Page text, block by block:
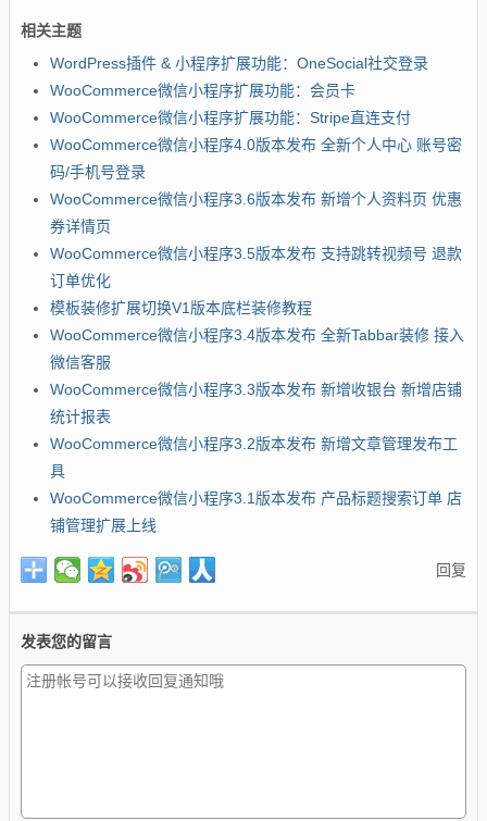
相关主题
WordPress插件 & 小程序扩展功能：OneSocial社交登录
WooCommerce微信小程序扩展功能：会员卡
WooCommerce微信小程序扩展功能：Stripe直连支付
WooCommerce微信小程序4.0版本发布 全新个人中心 账号密
码/手机号登录
WooCommerce微信小程序3.6版本发布 新增个人资料页 优惠
券详情页
WooCommerce微信小程序3.5版本发布 支持跳转视频号 退款
订单优化
模板装修扩展切换V1版本底栏装修教程
WooCommerce微信小程序3.4版本发布 全新Tabbar装修 接入
微信客服
WooCommerce微信小程序3.3版本发布 新增收银台 新增店铺
统计报表
WooCommerce微信小程序3.2版本发布 新增文章管理发布工
具
WooCommerce微信小程序3.1版本发布 产品标题搜索订单 店
铺管理扩展上线
回复
发表您的留言